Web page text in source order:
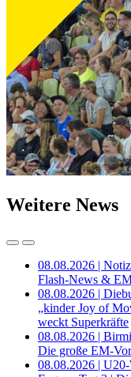
Weitere News
08.08.2026 |
Flash-News &
08.08.2026 |
„kinder Joy of
weckt Superkräfte
08.08.2026 |
Die große EM-
08.08.2026 |